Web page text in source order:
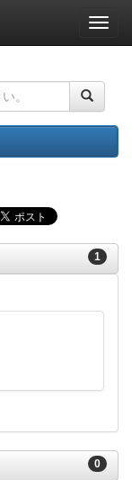
ナ
ビ
ー
ョ
ン
1
0